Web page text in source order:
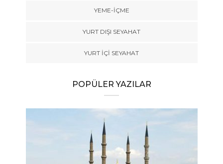
YEME-İÇME
YURT DIŞI SEYAHAT
YURT İÇİ SEYAHAT
POPÜLER YAZILAR